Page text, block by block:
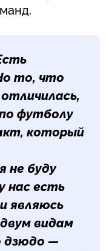
то, что
футболу
который
не буду
нас есть
являюсь
видам
дзюдо —